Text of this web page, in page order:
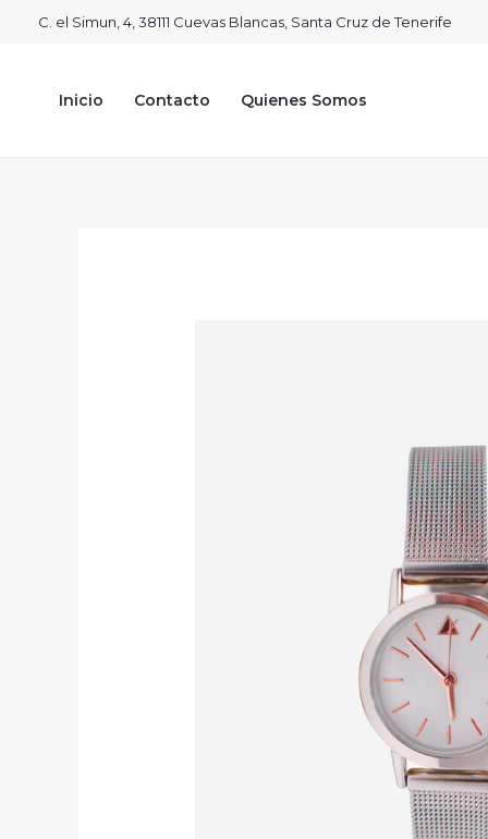
C. el Simun, 4, 38111 Cuevas Blancas, Santa Cruz de Tenerife
Inicio Contacto Quienes Somos